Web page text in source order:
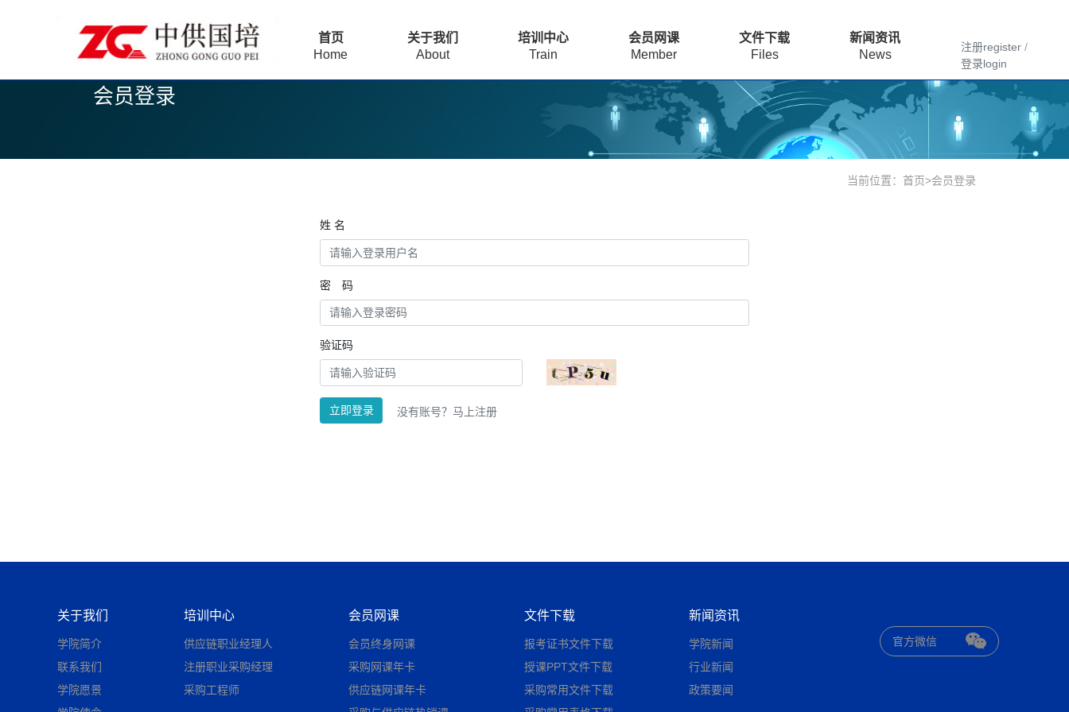
注册register /
登录login
首页
Home
关于我们
About
培训中心
Train
会员网课
Member
文件下载
Files
新闻资讯
News
会员登录
当前位置： 首页>会员登录
姓 名
密 码
验证码
立即登录 没有账号？ 马上注册
关于我们
学院简介
联系我们
学院愿景
培训中心
供应链职业经理人
注册职业采购经理
采购工程师
会员网课
会员终身网课
采购网课年卡
供应链网课年卡
文件下载
报考证书文件下载
授课PPT文件下载
采购常用文件下载
新闻资讯
学院新闻
行业新闻
政策要闻
官方微信